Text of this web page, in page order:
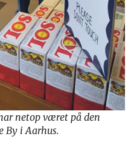
netop været på den
By i Aarhus.